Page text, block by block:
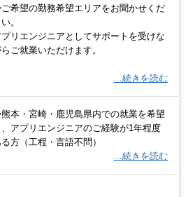
希望の勤務希望エリアをお聞かせくだ
。
プリエンジニアとしてサポートを受けな
ご就業いただけます。
…続きを読む
本・宮崎・鹿児島県内での就業を希望
、アプリエンジニアのご経験が1年程度
方（工程・言語不問）
…続きを読む